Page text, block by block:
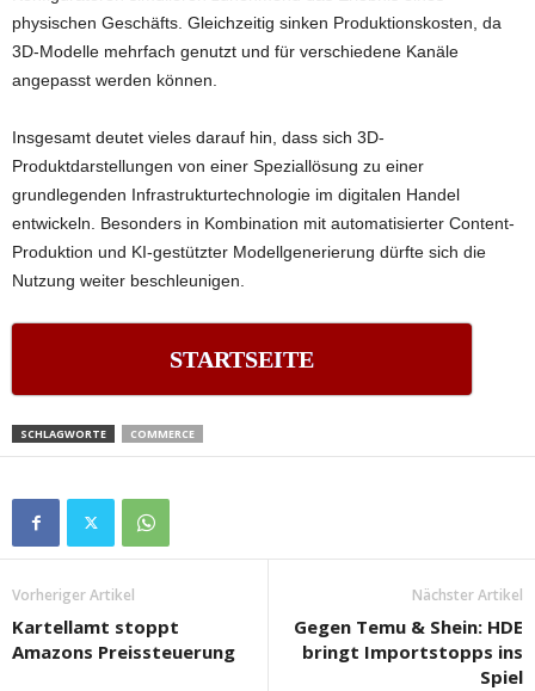
physischen Geschäfts. Gleichzeitig sinken Produktionskosten, da
3D-Modelle mehrfach genutzt und für verschiedene Kanäle
angepasst werden können.
Insgesamt deutet vieles darauf hin, dass sich 3D-
Produktdarstellungen von einer Speziallösung zu einer
grundlegenden Infrastrukturtechnologie im digitalen Handel
entwickeln. Besonders in Kombination mit automatisierter Content-
Produktion und KI-gestützter Modellgenerierung dürfte sich die
Nutzung weiter beschleunigen.
STARTSEITE
SCHLAGWORTE COMMERCE
Vorheriger Artikel
Kartellamt stoppt
Amazons Preissteuerung
Nächster Artikel
Gegen Temu & Shein: HDE
bringt Importstopps ins
Spiel